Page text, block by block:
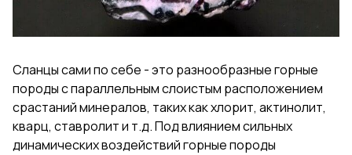
Сланцы сами по себе - это разнообразные горные
породы с параллельным слоистым расположением
срастаний минералов, таких как хлорит, актинолит,
кварц, ставролит и т.д. Под влиянием сильных
динамических воздействий горные породы